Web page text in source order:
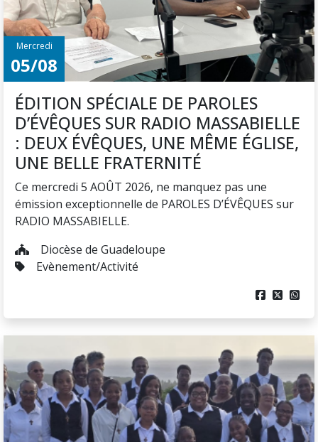
Mercredi
05/08
ÉDITION SPÉCIALE DE PAROLES
D’ÉVÊQUES SUR RADIO MASSABIELLE
: DEUX ÉVÊQUES, UNE MÊME ÉGLISE,
UNE BELLE FRATERNITÉ
Ce mercredi 5 AOÛT 2026, ne manquez pas une
émission exceptionnelle de PAROLES D’ÉVÊQUES sur
RADIO MASSABIELLE.
Diocèse de Guadeloupe
Evènement/Activité
  